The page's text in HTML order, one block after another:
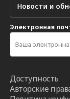
Электронная
Доступность
Авторские